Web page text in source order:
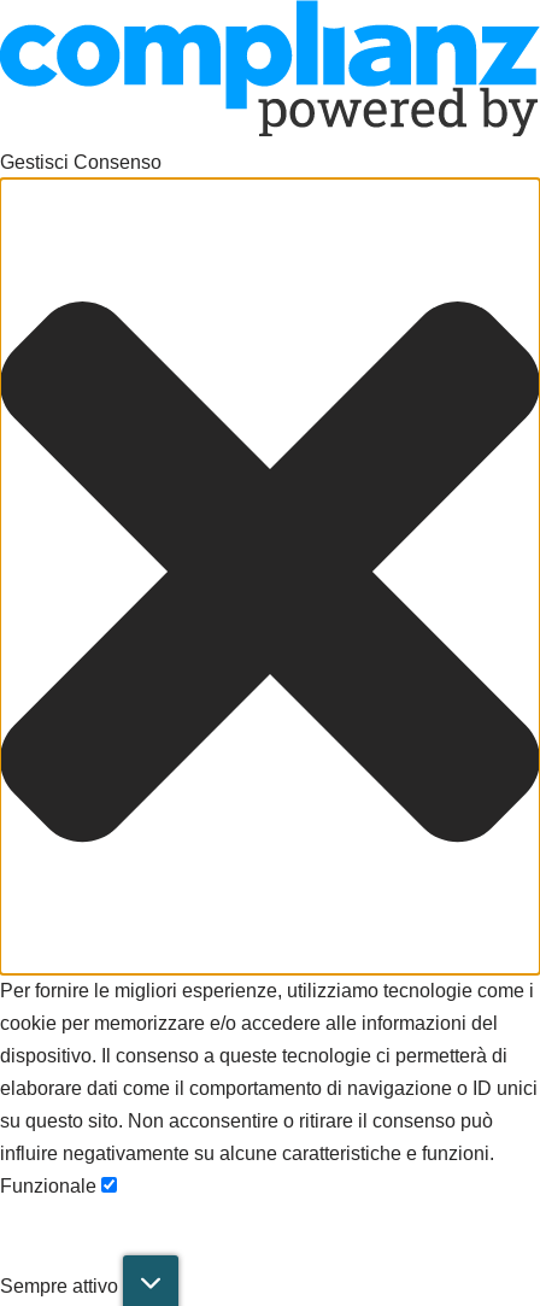
Gestisci Consenso
Per fornire le migliori esperienze, utilizziamo tecnologie come i
cookie per memorizzare e/o accedere alle informazioni del
dispositivo. Il consenso a queste tecnologie ci permetterà di
elaborare dati come il comportamento di navigazione o ID unici
su questo sito. Non acconsentire o ritirare il consenso può
influire negativamente su alcune caratteristiche e funzioni.
Funzionale
Sempre attivo